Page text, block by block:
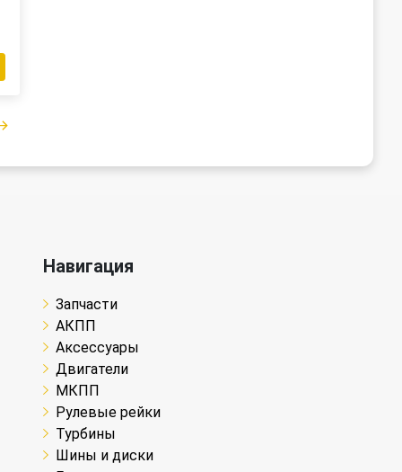
Навигация
Запчасти
АКПП
Аксессуары
Двигатели
МКПП
Рулевые рейки
Турбины
Шины и диски